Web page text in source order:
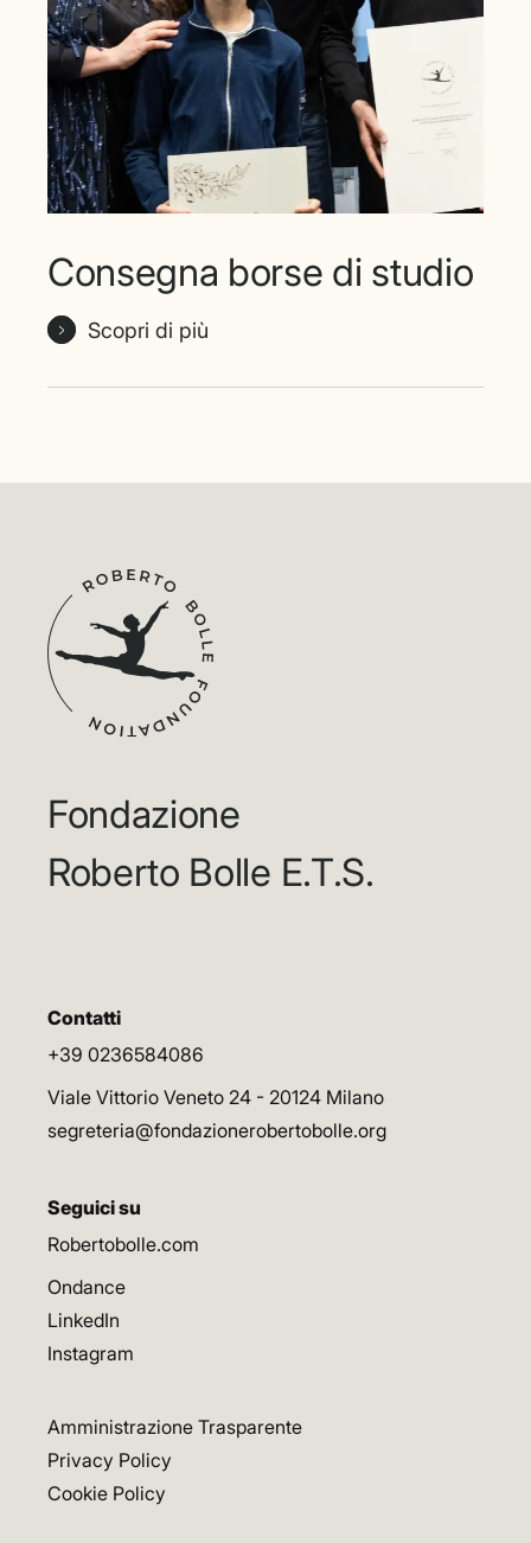
Consegna borse di studio
Scopri di più
Fondazione
Roberto Bolle E.T.S.
Contatti
+39 0236584086
Viale Vittorio Veneto 24 - 20124 Milano
segreteria@fondazionerobertobolle.org
Seguici su
Robertobolle.com
Ondance
LinkedIn
Instagram
Amministrazione Trasparente
Privacy Policy
Cookie Policy